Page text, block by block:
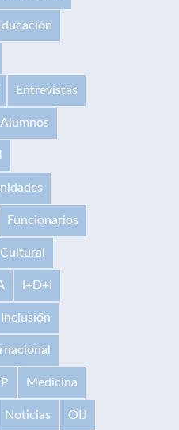
Entrevistas
Funcionarios
I+D+i
Inclusión
Medicina
Noticias OIJ